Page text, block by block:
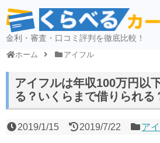
金利・審査・口コミ評判を徹底比較！
ホーム アイフル
アイフルは年収100万円以
る？いくらまで借りられる
2019/1/15 2019/7/22 ア